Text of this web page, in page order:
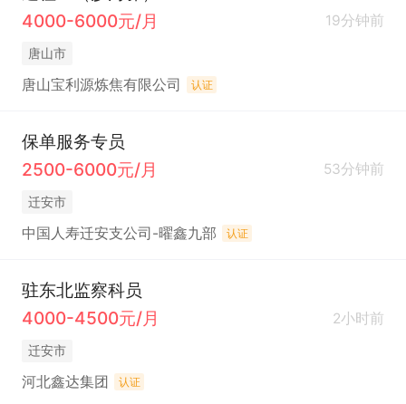
4000-6000元/月
19分钟前
唐山市
唐山宝利源炼焦有限公司 认证
保单服务专员
2500-6000元/月
53分钟前
迁安市
中国人寿迁安支公司-曜鑫九部 认证
驻东北监察科员
4000-4500元/月
2小时前
迁安市
河北鑫达集团 认证